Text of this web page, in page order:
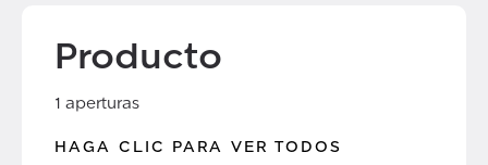
Producto
1 aperturas
HAGA CLIC PARA VER TODOS